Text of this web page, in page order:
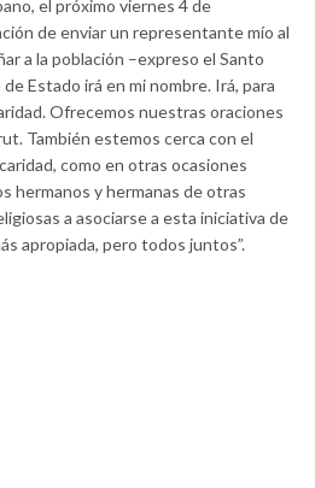
el próximo viernes 4 de
de enviar un representante mío al
a la población –expreso el Santo
Estado irá en mi nombre. Irá, para
Ofrecemos nuestras oraciones
También estemos cerca con el
como en otras ocasiones
hermanos y hermanas de otras
a asociarse a esta iniciativa de
apropiada, pero todos juntos”.